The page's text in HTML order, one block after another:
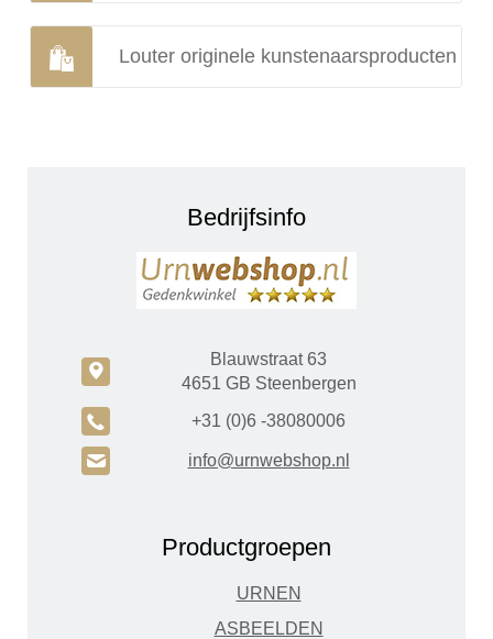
Louter originele kunstenaarsproducten
Bedrijfsinfo
c
Blauwstraat 63
4651 GB Steenbergen
A +31 (0)6 -38080006
H info@urnwebshop.nl
Productgroepen
URNEN
ASBEELDEN